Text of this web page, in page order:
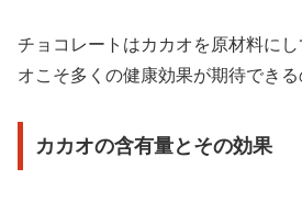
チョコレートはカカオを原材料に
オこそ多くの健康効果が期待できる
カカオの含有量とその効果